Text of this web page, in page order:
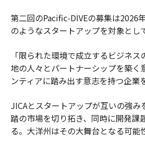
第二回のPacific-DIVEの募集は2026
のようなスタートアップを対象とし
「限られた環境で成立するビジネ
地の人々とパートナーシップを築く
ンティアに踏み出す意志を持つ企業
JICAとスタートアップが互いの強み
踏の市場を切り拓き、同時に開発課
る。大洋州はその大舞台となる可能